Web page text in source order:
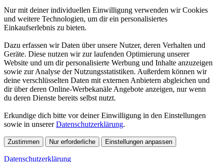
Nur mit deiner individuellen Einwilligung verwenden wir Cookies
und weitere Technologien, um dir ein personalisiertes
Einkaufserlebnis zu bieten.
Dazu erfassen wir Daten über unsere Nutzer, deren Verhalten und
Geräte. Diese nutzen wir zur laufenden Optimierung unserer
Website und um dir personalisierte Werbung und Inhalte anzuzeigen
sowie zur Analyse der Nutzungsstatistiken. Außerdem können wir
deine verschlüsselten Daten mit externen Anbietern abgleichen und
dir über deren Online-Werbekanäle Angebote anzeigen, nur wenn
du deren Dienste bereits selbst nutzt.
Erkundige dich bitte vor deiner Einwilligung in den Einstellungen
sowie in unsererDatenschutzerklärung.
Zustimmen Nur erforderliche Einstellungen anpassen
Datenschutzerklärung